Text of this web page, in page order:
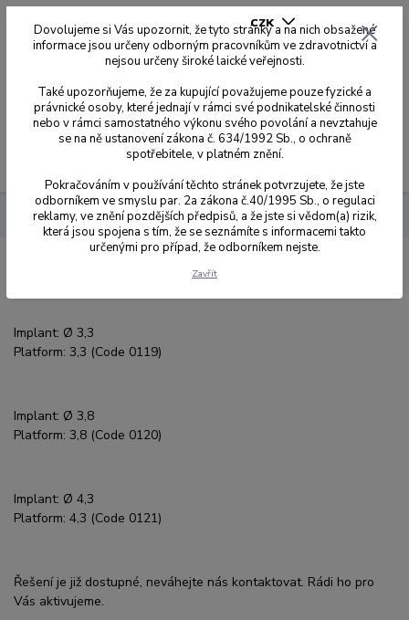
CZK
0,00 Kč
Multi-Unit DAS System CAMLOG
Implant: Ø 3,3
Platform: 3,3 (Code 0119)
Implant: Ø 3,8
Platform: 3,8 (Code 0120)
Implant: Ø 4,3
Platform: 4,3 (Code 0121)
Řešení je již dostupné, neváhejte nás kontaktovat. Rádi ho pro
Vás aktivujeme.
Dovolujeme si Vás upozornit, že tyto stránky a na nich obsažené
informace jsou určeny odborným pracovníkům ve zdravotnictví a
nejsou určeny široké laické veřejnosti.
Také upozorňujeme, že za kupující považujeme pouze fyzické a
právnické osoby, které jednají v rámci své podnikatelské činnosti
nebo v rámci samostatného výkonu svého povolání a nevztahuje
se na ně ustanovení zákona č. 634/1992 Sb., o ochraně
spotřebitele, v platném znění.
Pokračováním v používání těchto stránek potvrzujete, že jste
odborníkem ve smyslu par. 2a zákona č.40/1995 Sb., o regulaci
reklamy, ve znění pozdějších předpisů, a že jste si vědom(a) rizik,
která jsou spojena s tím, že se seznámíte s informacemi takto
určenými pro případ, že odborníkem nejste.
Zavřít